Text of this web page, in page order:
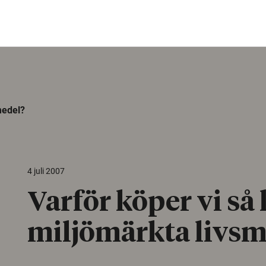
4 juli 2007
Varför köper vi så
miljömärkta